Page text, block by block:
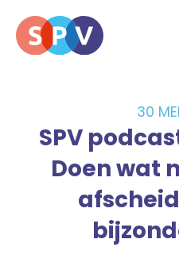
30
SPV
Doen wat